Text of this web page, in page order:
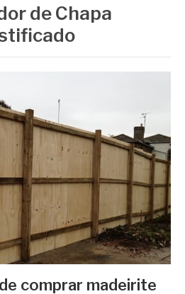
de Chapa
comprar madeirite